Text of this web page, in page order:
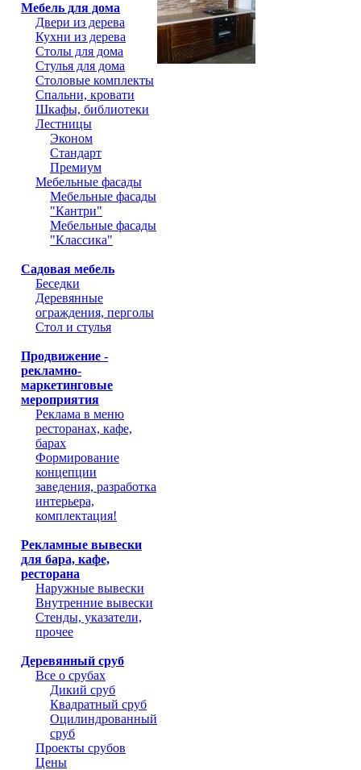
Мебель для дома
Двери из дерева
Кухни из дерева
Столы для дома
Стулья для дома
Столовые комплекты
Спальни, кровати
Шкафы, библиотеки
Лестницы
Эконом
Стандарт
Премиум
Мебельные фасады
Мебельные фасады
"Кантри"
Мебельные фасады
"Классика"
Садовая мебель
Беседки
Деревянные
ограждения, перголы
Стол и стулья
Продвижение -
рекламно-
маркетинговые
мероприятия
Реклама в меню
ресторанах, кафе,
барах
Формирование
концепции
заведения, разработка
интерьера,
комплектация!
Рекламные вывески
для бара, кафе,
ресторана
Наружные вывески
Внутренние вывески
Стенды, указатели,
прочее
Деревянный сруб
Все о срубах
Дикий сруб
Квадратный сруб
Оцилиндрованный
сруб
Проекты срубов
Цены